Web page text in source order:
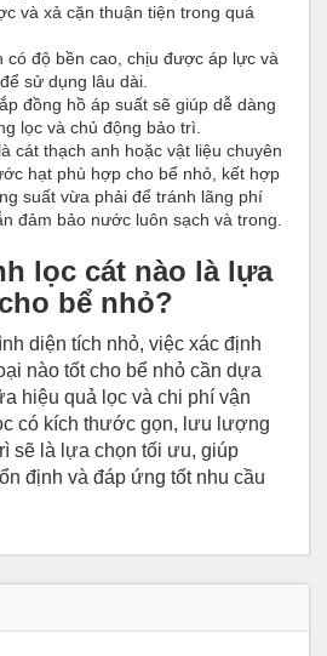
và xả cặn thuận tiện trong quá
có độ bền cao, chịu được áp lực và
sử dụng lâu dài.
đồng hồ áp suất sẽ giúp dễ dàng
lọc và chủ động bảo trì.
cát thạch anh hoặc vật liệu chuyên
hạt phù hợp cho bể nhỏ, kết hợp
suất vừa phải để tránh lãng phí
đảm bảo nước luôn sạch và trong.
lọc cát nào là lựa
bể nhỏ?
diện tích nhỏ, việc xác định
nào tốt cho bể nhỏ cần dựa
hiệu quả lọc và chi phí vận
có kích thước gọn, lưu lượng
sẽ là lựa chọn tối ưu, giúp
định và đáp ứng tốt nhu cầu